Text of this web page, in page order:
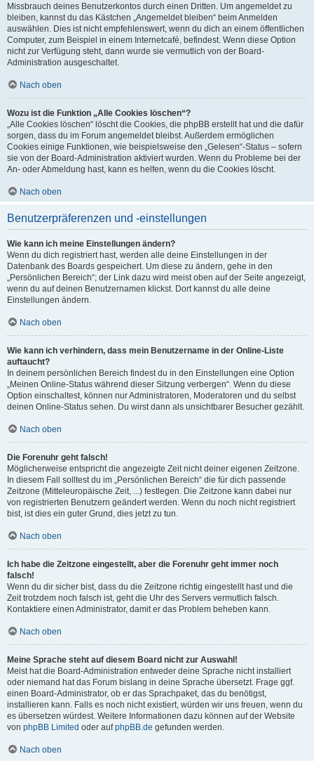
Missbrauch deines Benutzerkontos durch einen Dritten. Um angemeldet zu
bleiben, kannst du das Kästchen „Angemeldet bleiben“ beim Anmelden
auswählen. Dies ist nicht empfehlenswert, wenn du dich an einem öffentlichen
Computer, zum Beispiel in einem Internetcafé, befindest. Wenn diese Option
nicht zur Verfügung steht, dann wurde sie vermutlich von der Board-
Administration ausgeschaltet.
Nach oben
Wozu ist die Funktion „Alle Cookies löschen“?
„Alle Cookies löschen“ löscht die Cookies, die phpBB erstellt hat und die dafür
sorgen, dass du im Forum angemeldet bleibst. Außerdem ermöglichen
Cookies einige Funktionen, wie beispielsweise den „Gelesen“-Status – sofern
sie von der Board-Administration aktiviert wurden. Wenn du Probleme bei der
An- oder Abmeldung hast, kann es helfen, wenn du die Cookies löscht.
Nach oben
Benutzerpräferenzen und -einstellungen
Wie kann ich meine Einstellungen ändern?
Wenn du dich registriert hast, werden alle deine Einstellungen in der
Datenbank des Boards gespeichert. Um diese zu ändern, gehe in den
„Persönlichen Bereich“; der Link dazu wird meist oben auf der Seite angezeigt,
wenn du auf deinen Benutzernamen klickst. Dort kannst du alle deine
Einstellungen ändern.
Nach oben
Wie kann ich verhindern, dass mein Benutzername in der Online-Liste
auftaucht?
In deinem persönlichen Bereich findest du in den Einstellungen eine Option
„Meinen Online-Status während dieser Sitzung verbergen“. Wenn du diese
Option einschaltest, können nur Administratoren, Moderatoren und du selbst
deinen Online-Status sehen. Du wirst dann als unsichtbarer Besucher gezählt.
Nach oben
Die Forenuhr geht falsch!
Möglicherweise entspricht die angezeigte Zeit nicht deiner eigenen Zeitzone.
In diesem Fall solltest du im „Persönlichen Bereich“ die für dich passende
Zeitzone (Mitteleuropäische Zeit, ...) festlegen. Die Zeitzone kann dabei nur
von registrierten Benutzern geändert werden. Wenn du noch nicht registriert
bist, ist dies ein guter Grund, dies jetzt zu tun.
Nach oben
Ich habe die Zeitzone eingestellt, aber die Forenuhr geht immer noch
falsch!
Wenn du dir sicher bist, dass du die Zeitzone richtig eingestellt hast und die
Zeit trotzdem noch falsch ist, geht die Uhr des Servers vermutlich falsch.
Kontaktiere einen Administrator, damit er das Problem beheben kann.
Nach oben
Meine Sprache steht auf diesem Board nicht zur Auswahl!
Meist hat die Board-Administration entweder deine Sprache nicht installiert
oder niemand hat das Forum bislang in deine Sprache übersetzt. Frage ggf.
einen Board-Administrator, ob er das Sprachpaket, das du benötigst,
installieren kann. Falls es noch nicht existiert, würden wir uns freuen, wenn du
es übersetzen würdest. Weitere Informationen dazu können auf der Website
von phpBB Limited oder aufphpBB.de gefunden werden.
Nach oben